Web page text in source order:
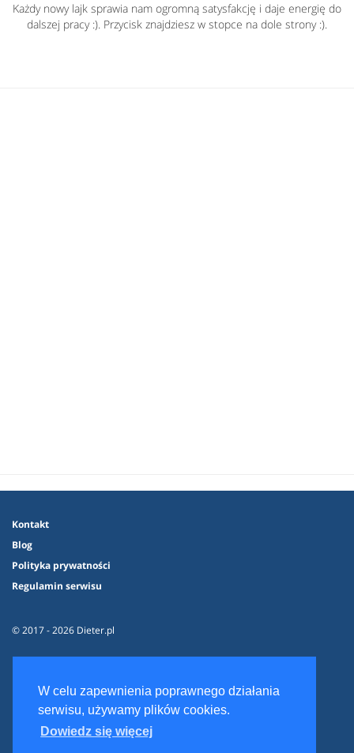
W celu zapewnienia poprawnego działania
serwisu, używamy plików cookies.
Dowiedz się więcej
Każdy nowy lajk sprawia nam ogromną satysfakcję i daje energię do
dalszej pracy :). Przycisk znajdziesz w stopce na dole strony :).
Kontakt
Blog
Polityka prywatności
Regulamin serwisu
© 2017 - 2026 Dieter.pl